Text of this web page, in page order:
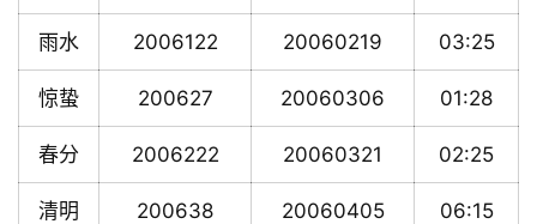
雨水 2006122 20060219 03:25
惊蛰 200627 20060306 01:28
春分 2006222 20060321 02:25
清明 200638 20060405 06:15